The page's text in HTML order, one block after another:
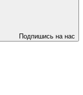
Подпишись на нас